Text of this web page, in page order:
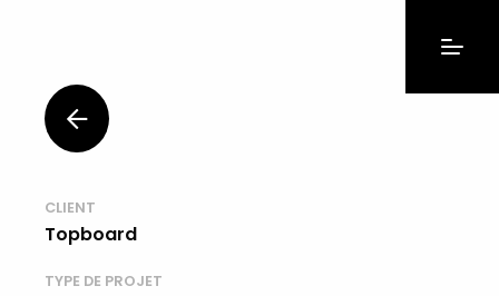
CLIENT
Topboard
TYPE DE PROJET